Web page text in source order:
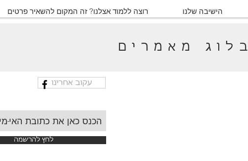
הישיבה שלנו רוצה ללמוד אצלנו? זה המקום להשאיר פרטים
בלוג מאמרים
עקוב אחרינו
לחץ להרשמה